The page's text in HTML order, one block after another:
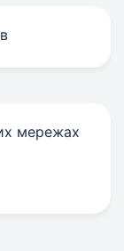
мережах